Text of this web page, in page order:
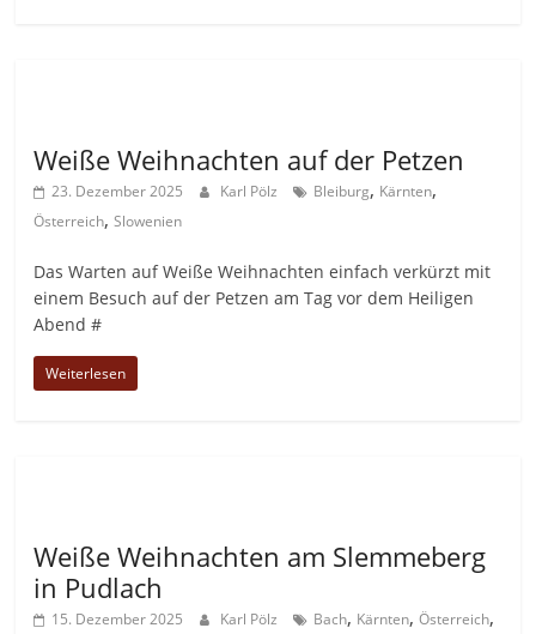
Weiße Weihnachten auf der Petzen
23. Dezember 2025 Karl Pölz Bleiburg, Kärnten,
Österreich,Slowenien
Das Warten auf Weiße Weihnachten einfach verkürzt mit
einem Besuch auf der Petzen am Tag vor dem Heiligen
Abend #
Weiterlesen
Weiße Weihnachten am Slemmeberg
in Pudlach
15. Dezember 2025 Karl Pölz Bach, Kärnten,Österreich,